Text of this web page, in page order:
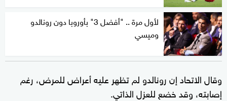
لأول مرة .. "أفضل 3" بأوروبا دون رونالدو
وميسي
وقال الاتحاد إن رونالدو لم تظهر عليه أعراض للمرض، رغم
إصابته، وقد خضع للعزل الذاتي.